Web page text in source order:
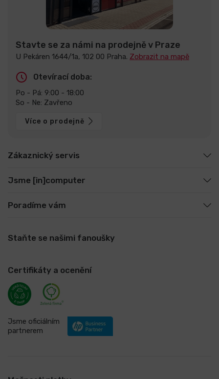
Stavte se za námi na prodejně v Praze
U Pekáren 1644/1a, 102 00 Praha. Zobrazit na mapě
Otevírací doba:
Po - Pá: 9:00 - 18:00
So - Ne: Zavřeno
Více o prodejně
Zákaznický servis
Jsme [in]computer
Poradíme vám
Staňte se našimi fanoušky
Certifikáty a ocenění
Jsme oficiálním
partnerem